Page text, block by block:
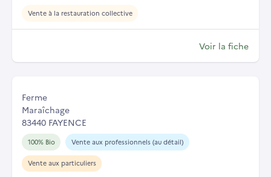
Vente à la restauration collective
Voir la fiche
Ferme
Maraîchage
83440 FAYENCE
100% Bio Vente aux professionnels (au détail)
Vente aux particuliers